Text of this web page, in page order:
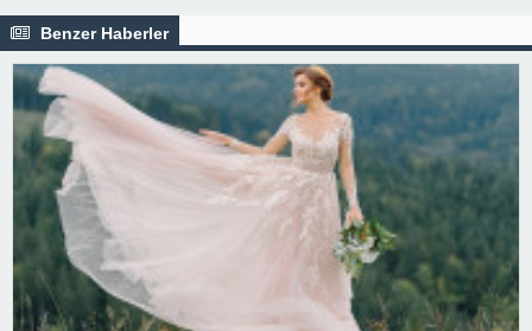
Benzer Haberler